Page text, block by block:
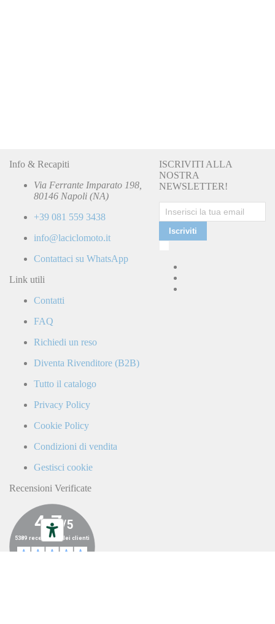
Info & Recapiti
Via Ferrante Imparato 198,
80146 Napoli (NA)
+39 081 559 3438
info@laciclomoto.it
Contattaci su WhatsApp
Link utili
Contatti
FAQ
Richiedi un reso
Diventa Rivenditore (B2B)
Tutto il catalogo
Privacy Policy
Cookie Policy
Condizioni di vendita
Gestisci cookie
Recensioni Verificate
ISCRIVITI ALLA
NOSTRA
NEWSLETTER!
Iscriviti
e
accetto
la